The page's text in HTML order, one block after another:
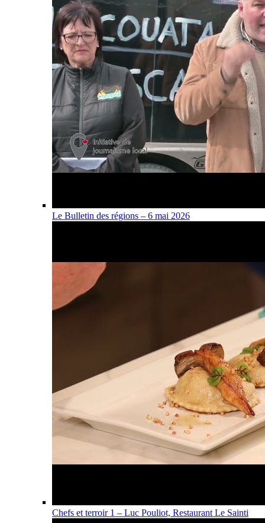
Le Bulletin des régions – 6 mai 2026
Chefs et terroir 1 – Luc Pouliot, Restaurant Le Sainti